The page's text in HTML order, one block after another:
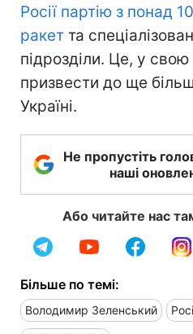
Росії партію з понад
ракет та
підрозділи. Це, у
призвести до ще
Україні.
Не пропустіть
наші
Або читайте нас
Більше по темі:
Володимир Зеленський